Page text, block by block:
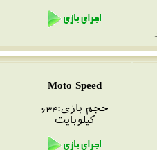
Moto Speed
حجم بازی:634
کیلوبایت